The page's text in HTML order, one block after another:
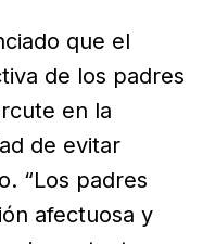
que el
de los padres
en la
de evitar
“Los padres
afectuosa y